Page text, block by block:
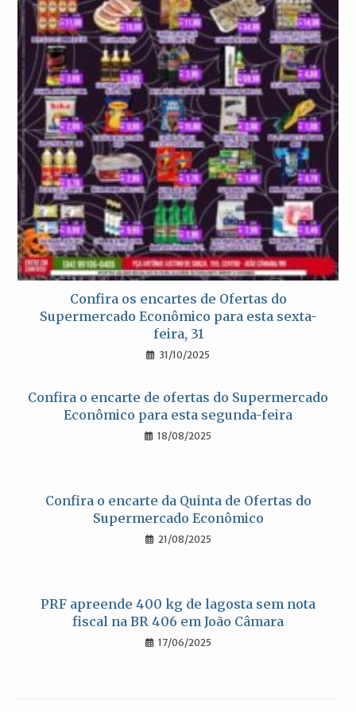
Confira os encartes de Ofertas do
Supermercado Econômico para esta sexta-
feira, 31
31/10/2025
Confira o encarte de ofertas do Supermercado
Econômico para esta segunda-feira
18/08/2025
Confira o encarte da Quinta de Ofertas do
Supermercado Econômico
21/08/2025
PRF apreende 400 kg de lagosta sem nota
fiscal na BR 406 em João Câmara
17/06/2025